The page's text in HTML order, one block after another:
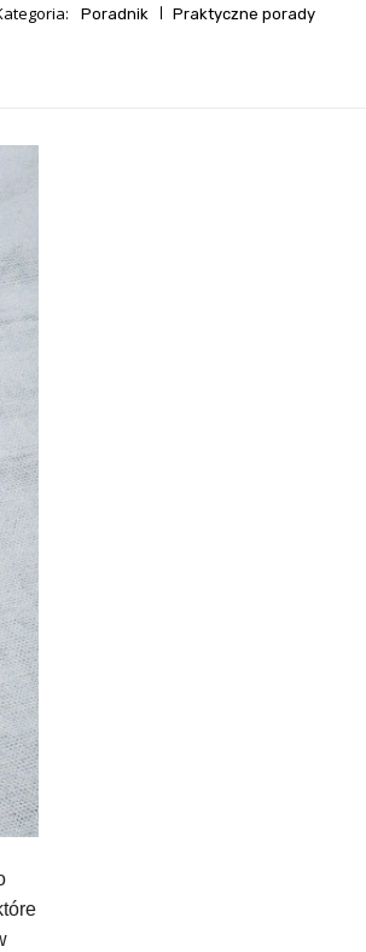
Poradnik Praktyczne porady